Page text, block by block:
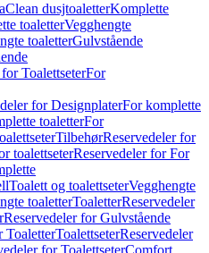
dusjtoaletterKomplette
toaletterVegghengte
toaletterGulvstående
ToalettseterFor
for DesignplaterFor komplette
toaletterFor
TilbehørReservedeler for
toalettseterReservedeler for For
Toalett og toalettseterVegghengte
toaletterToaletterReservedeler
Reservedeler for Gulvstående
ToaletterToalettseterReservedeler
for ToalettseterComfort